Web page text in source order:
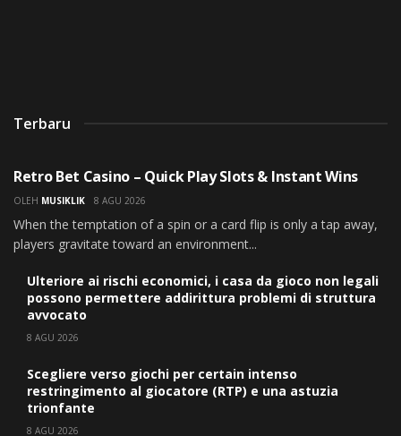
Terbaru
Retro Bet Casino – Quick Play Slots & Instant Wins
OLEH MUSIKLIK 8 AGU 2026
When the temptation of a spin or a card flip is only a tap away,
players gravitate toward an environment...
Ulteriore ai rischi economici, i casa da gioco non legali
possono permettere addirittura problemi di struttura
avvocato
8 AGU 2026
Scegliere verso giochi per certain intenso
restringimento al giocatore (RTP) e una astuzia
trionfante
8 AGU 2026